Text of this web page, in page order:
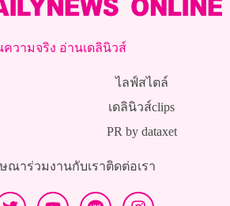
ความจริง อ่านเดลินิวส์
ไลฟ์สไตล์
เดลินิวส์clips
PR by dataxet
ณาร่วมงานกับเราติดต่อเรา